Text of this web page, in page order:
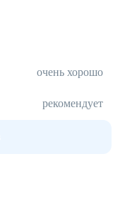
очень хорошо
рекомендует